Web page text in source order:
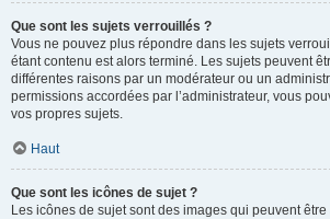
Que sont les sujets verrouillés ?
Vous ne pouvez plus répondre dans les sujets
étant contenu est alors terminé. Les sujets peuvent
différentes raisons par un modérateur ou un
permissions accordées par l’administrateur, vous
vos propres sujets.
Haut
Que sont les icônes de sujet ?
Les icônes de sujet sont des images qui peuvent